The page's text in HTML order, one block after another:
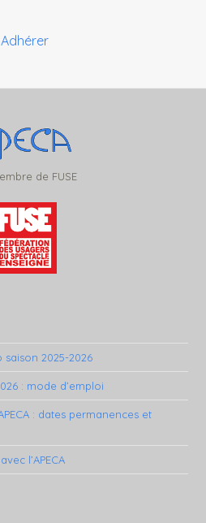
Adhérer
de FUSE
2025-2026
: mode d’emploi
: dates permanences et
l’APECA